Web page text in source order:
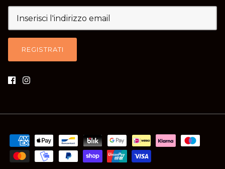
REGISTRATI